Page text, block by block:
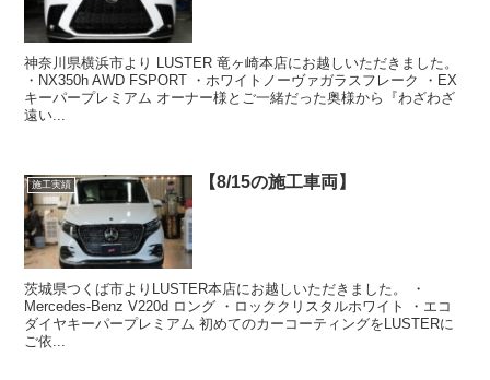
神奈川県横浜市より LUSTER 竜ヶ崎本店にお越しいただきました。
・NX350h AWD FSPORT ・ホワイトノーヴァガラスフレーク ・EX
キーパープレミアム オーナー様とご一緒だった奥様から『わざわざ
遠い...
施工実績 【8/15の施工車両】
茨城県つくば市よりLUSTER本店にお越しいただきました。 ・
Mercedes-Benz V220d ロング ・ロッククリスタルホワイト ・エコ
ダイヤキーパープレミアム 初めてのカーコーティングをLUSTERに
ご依...